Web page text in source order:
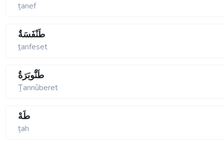
ṯanef
طَنْفَسَةٌ
ṯanfeset
طَنُّوبَرَةُ
Ṯannûberet
طَهْ
ṯah